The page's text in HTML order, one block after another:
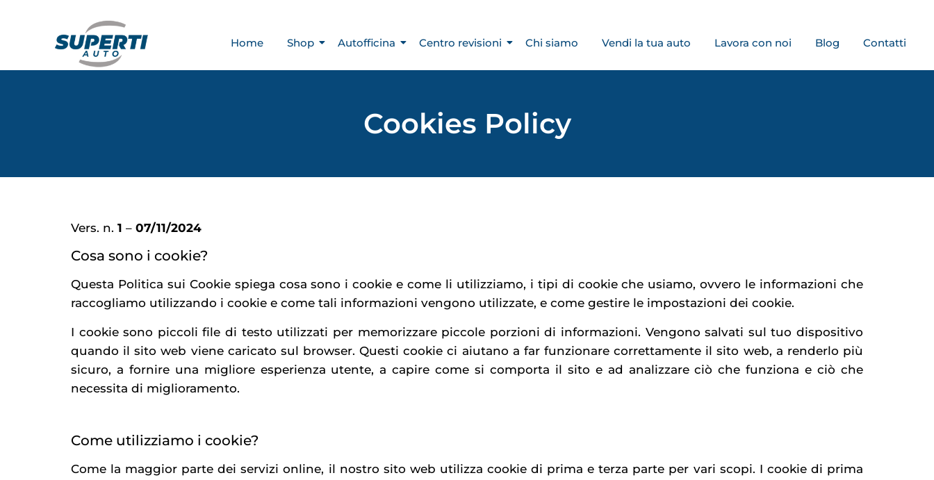
Home Shop Autofficina Centro revisioni Chi siamo Vendi la tua auto Lavora con noi Blog Contatti
Cookies Policy
Vers. n. 1 – 07/11/2024
Cosa sono i cookie?
Questa Politica sui Cookie spiega cosa sono i cookie e come li utilizziamo, i tipi di cookie che usiamo, ovvero le informazioni che
raccogliamo utilizzando i cookie e come tali informazioni vengono utilizzate, e come gestire le impostazioni dei cookie.
I cookie sono piccoli file di testo utilizzati per memorizzare piccole porzioni di informazioni. Vengono salvati sul tuo dispositivo
quando il sito web viene caricato sul browser. Questi cookie ci aiutano a far funzionare correttamente il sito web, a renderlo più
sicuro, a fornire una migliore esperienza utente, a capire come si comporta il sito e ad analizzare ciò che funziona e ciò che
necessita di miglioramento.
Come utilizziamo i cookie?
Come la maggior parte dei servizi online, il nostro sito web utilizza cookie di prima e terza parte per vari scopi. I cookie di prima